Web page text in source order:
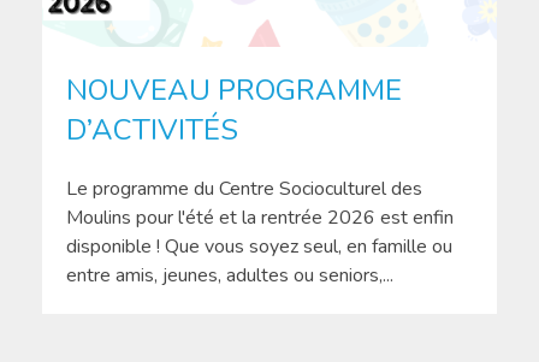
NOUVEAU PROGRAMME
D’ACTIVITÉS
Le programme du Centre Socioculturel des
Moulins pour l'été et la rentrée 2026 est enfin
disponible ! Que vous soyez seul, en famille ou
entre amis, jeunes, adultes ou seniors,...